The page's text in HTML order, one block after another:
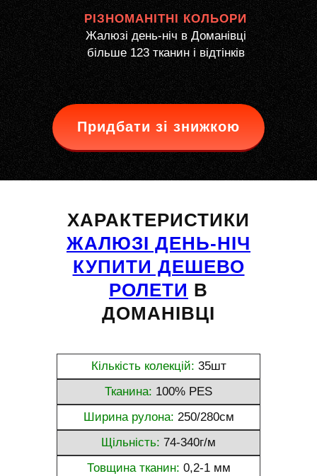
РІЗНОМАНІТНІ КОЛЬОРИ
Жалюзі день-ніч в Доманівці
більше 123 тканин і відтінків
Придбати зі знижкою
ХАРАКТЕРИСТИКИ
ЖАЛЮЗІ ДЕНЬ-НІЧ
КУПИТИ ДЕШЕВО
РОЛЕТИ В
ДОМАНІВЦІ
Кількість колекцій: 35шт
Тканина: 100% PES
Ширина рулона: 250/280см
Щільність: 74-340г/м
Товщина тканин: 0,2-1 мм